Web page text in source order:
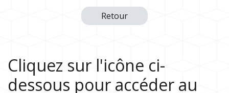
Retour
Cliquez sur l'icône ci-
dessous pour accéder au